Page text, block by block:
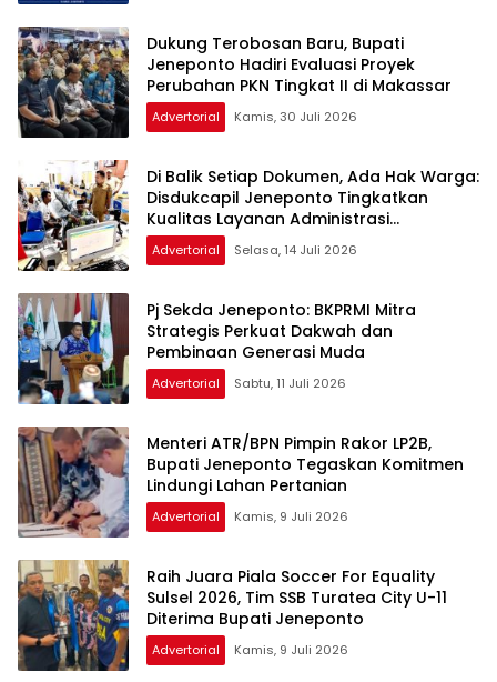
Dukung Terobosan Baru, Bupati
Jeneponto Hadiri Evaluasi Proyek
Perubahan PKN Tingkat II di Makassar
Advertorial Kamis, 30 Juli 2026
Di Balik Setiap Dokumen, Ada Hak Warga:
Disdukcapil Jeneponto Tingkatkan
Kualitas Layanan Administrasi
Kependudukan
Advertorial Selasa, 14 Juli 2026
Pj Sekda Jeneponto: BKPRMI Mitra
Strategis Perkuat Dakwah dan
Pembinaan Generasi Muda
Advertorial Sabtu, 11 Juli 2026
Menteri ATR/BPN Pimpin Rakor LP2B,
Bupati Jeneponto Tegaskan Komitmen
Lindungi Lahan Pertanian
Advertorial Kamis, 9 Juli 2026
Raih Juara Piala Soccer For Equality
Sulsel 2026, Tim SSB Turatea City U-11
Diterima Bupati Jeneponto
Advertorial Kamis, 9 Juli 2026